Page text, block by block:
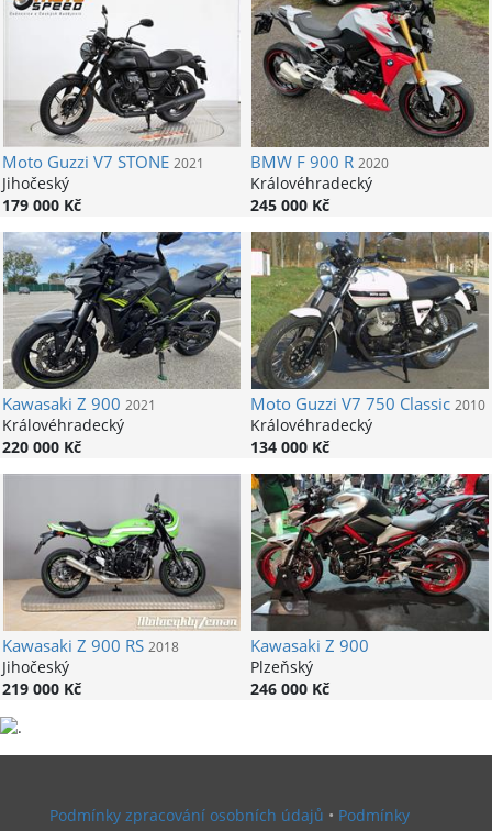
Moto Guzzi V7 STONE 2021
Jihočeský
179 000 Kč
BMWF 900 R 2020
Královéhradecký
245 000 Kč
Kawasaki Z 900 2021
Královéhradecký
220 000 Kč
Moto Guzzi V7 750 Classic 2010
Královéhradecký
134 000 Kč
Kawasaki Z 900 RS 2018
Jihočeský
219 000 Kč
Kawasaki Z 900
Plzeňský
246 000 Kč
Podmínky zpracování osobních údajů • Podmínky